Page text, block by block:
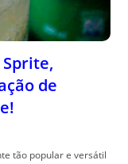
de
tão popular e versátil